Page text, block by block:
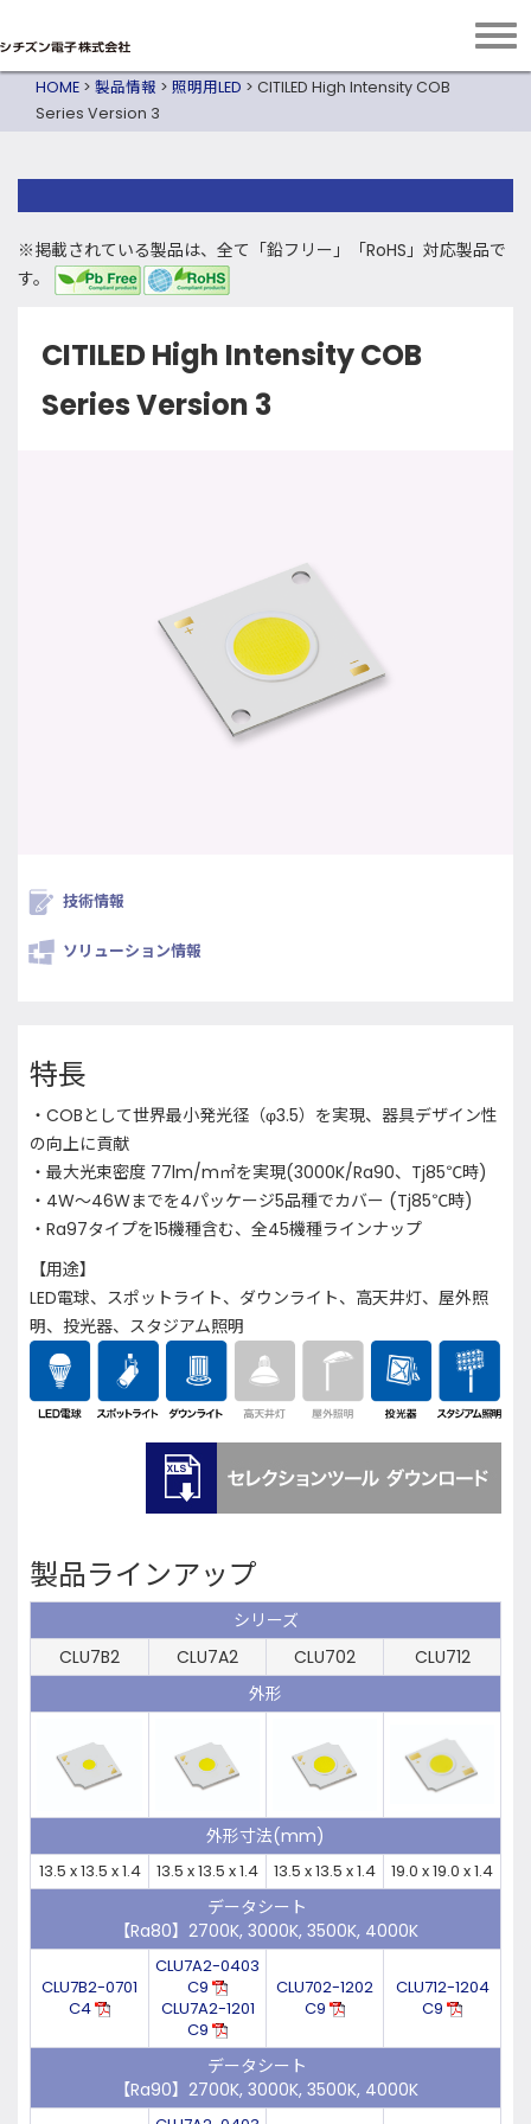
HOME > 製品情報 > 照明用LED > CITILED High Intensity COB
Series Version 3
※掲載されている製品は、全て「鉛フリー」「RoHS」対応製品で
す。
CITILED High Intensity COB
Series Version 3
技術情報
ソリューション情報
特長
・COBとして世界最小発光径（φ3.5）を実現、器具デザイン性
の向上に貢献
・最大光束密度 77lm/m㎡を実現(3000K/Ra90、Tj85℃時)
・4W～46Wまでを4パッケージ5品種でカバー (Tj85℃時)
・Ra97タイプを15機種含む、全45機種ラインナップ
【用途】
LED電球、スポットライト、ダウンライト、高天井灯、屋外照
明、投光器、スタジアム照明
製品ラインアップ
シリーズ
CLU7B2
CLU7A2 CLU702
CLU712
外形
外形寸法(mm)
13.5 x 13.5 x 1.4 13.5 x 13.5 x 1.4 13.5 x 13.5 x 1.4 19.0 x 19.0 x 1.4
データシート
【Ra80】2700K, 3000K, 3500K, 4000K
CLU7B2-0701
C4
CLU7A2-0403
C9
CLU7A2-1201
C9
CLU702-1202
C9
CLU712-1204
C9
データシート
【Ra90】2700K, 3000K, 3500K, 4000K